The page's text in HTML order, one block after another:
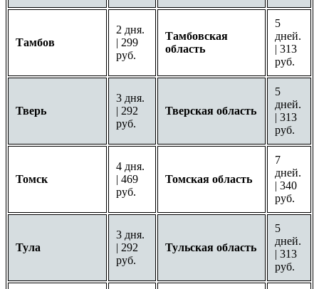
Тамбов
2 дня.
| 299
руб.
Тамбовская
область
5
дней.
| 313
руб.
Тверь
3 дня.
| 292
руб.
Тверская область
5
дней.
| 313
руб.
Томск
4 дня.
| 469
руб.
Томская область
7
дней.
| 340
руб.
Тула
3 дня.
| 292
руб.
Тульская область
5
дней.
| 313
руб.